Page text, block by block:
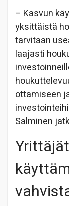
– Kasvun
yksittäistä
tarvitaan
laajasti
ottamiseen
Salminen